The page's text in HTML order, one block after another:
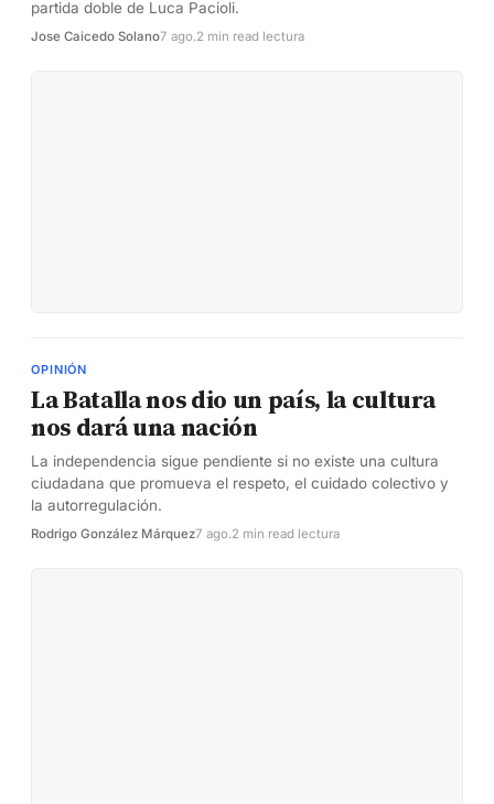
partida doble de Luca Pacioli.
Jose Caicedo Solano7 ago.2 min read lectura
OPINIÓN
La Batalla nos dio un país, la cultura
nos dará una nación
La independencia sigue pendiente si no existe una cultura
ciudadana que promueva el respeto, el cuidado colectivo y
la autorregulación.
Rodrigo González Márquez7 ago.2 min read lectura